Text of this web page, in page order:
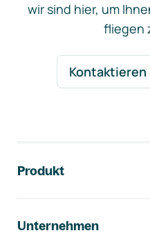
wir sind hier, um
fliegen
Kontaktieren
Produkt
Unternehmen